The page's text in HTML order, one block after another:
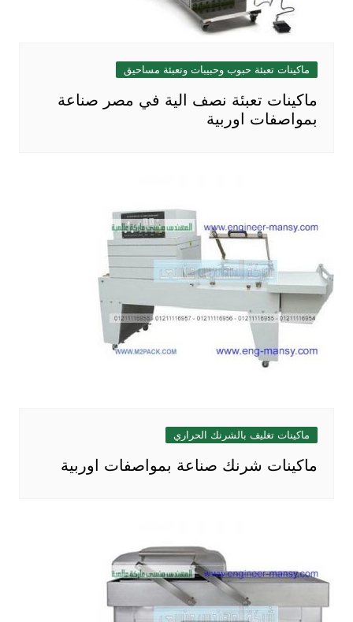
ماكينات تعبئة حبوب وحبيبات وتعبئة مساحيق
ماكينات تعبئة نصف الية في مصر صناعة
بمواصفات اوربية
ماكينات تغليف بالشرنك الحراري
ماكينات شرنك صناعة بمواصفات اوربية